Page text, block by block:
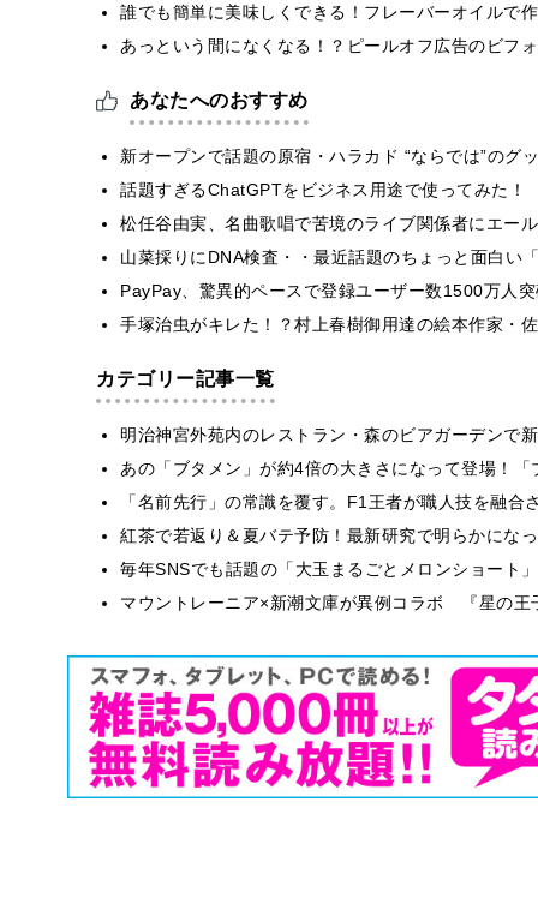
誰でも簡単に美味しくできる！フレーバーオイルで
あっという間になくなる！？ピールオフ広告のビフ
あなたへのおすすめ
新オープンで話題の原宿・ハラカド “ならでは”のグ
話題すぎるChatGPTをビジネス用途で使ってみた
松任谷由実、名曲歌唱で苦境のライブ関係者にエー
山菜採りにDNA検査・・最近話題のちょっと面白い
PayPay、驚異的ペースで登録ユーザー数1500万人
手塚治虫がキレた！？村上春樹御用達の絵本作家・
カテゴリー記事一覧
明治神宮外苑内のレストラン・森のビアガーデンで
あの「ブタメン」が約4倍の大きさになって登場！
「名前先行」の常識を覆す。F1王者が職人技を融
紅茶で若返り＆夏バテ予防！最新研究で明らかにな
毎年SNSでも話題の「大玉まるごとメロンショート
マウントレーニア×新潮文庫が異例コラボ 『星の